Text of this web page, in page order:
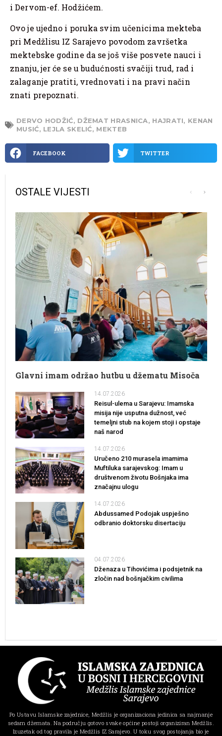
i Dervom-ef. Hodžićem.
Ovo je ujedno i poruka svim učenicima mekteba
pri Medžlisu IZ Sarajevo povodom završetka
mektebske godine da se još više posvete nauci i
znanju, jer će se u budućnosti svačiji trud, rad i
zalaganje pratiti, vrednovati i na pravi način
znati prepoznati.
DERVO HODŽIĆ, DŽEMAT HRASNICA, HAJRATI, KENAN
MUSIĆ, LEJLA SKELIĆ, MEKTEB
FACEBOOK TWITTER
OSTALE VIJESTI
Glavni imam održao hutbu u džematu Misoča
14.07.2026
Reisul-ulema u Sarajevu: Imamska
misija nije usputna dužnost, već
temeljni stub na kojem stoji i opstaje
naš narod
14.07.2026
Uručeno 210 murasela imamima
Muftiluka sarajevskog: Imam u
društvenom životu Bošnjaka ima
značajnu ulogu
14.07.2026
Abdussamed Podojak uspješno
odbranio doktorsku disertaciju
04.07.2026
Dženaza u Tihovićima i podsjetnik na
zločin nad bošnjačkim civilima
Po Ustavu Islamske zajednice, Medžlis je organizaciona jedinica sa najmanje
sedam džemata. Na području gotovo svake općine postoji organiziran Medžlis.
Izuzetak od tog pravila je Medžlis IZ Sarajevo. U toku svog postojanja bio je